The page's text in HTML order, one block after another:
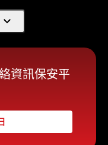
expand_more
資訊保安平